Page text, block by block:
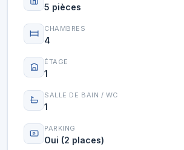
5 pièces
CHAMBRES
4
ÉTAGE
1
SALLE DE BAIN / WC
1
PARKING
Oui (2 places)